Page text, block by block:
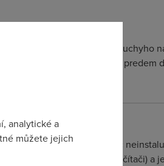
2 pocitace. A neco jednoduchyho
SAGEMEM (hruza). Tak predem
(bez wifi) asi za 1200. Nic
USB: je to nezávislé na počítači) a
analytické a
můžete jejich